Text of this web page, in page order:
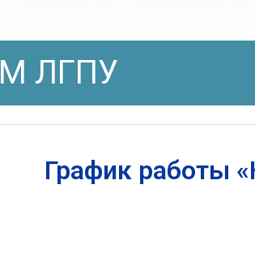
ЛГПУ
График работы